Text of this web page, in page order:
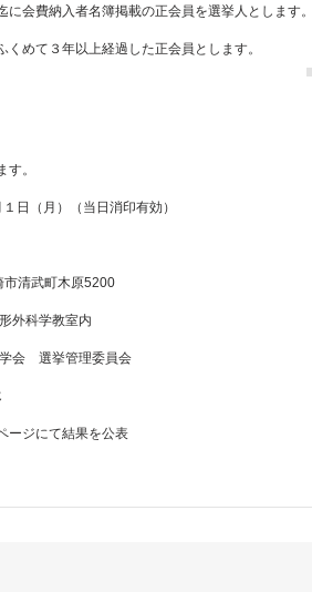
会費納入者名簿掲載の正会員を選挙人とします。
めて３年以上経過した正会員とします。
。
（月）（当日消印有効）
町木原5200
科学教室内
選挙管理委員会
ジにて結果を公表